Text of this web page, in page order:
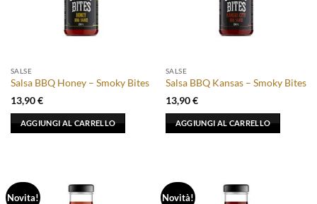
SALSE
Salsa BBQ Honey – Smoky Bites
13,90€
AGGIUNGI AL CARRELLO
SALSE
Salsa BBQ Kansas – Smoky Bites
13,90€
AGGIUNGI AL CARRELLO
Novita! Novità!